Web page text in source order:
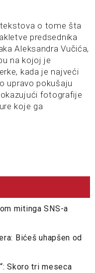
o tome šta
predsednika
Aleksandra Vučića,
na kojoj je
kada je najveći
upravo pokušaju
fotografije
koje ga
mitinga SNS-a
Bićeš uhapšen od
Skoro tri meseca